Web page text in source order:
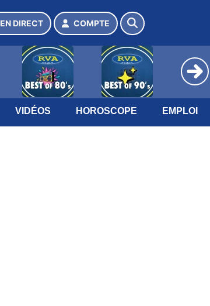
EN DIRECT COMPTE
VIDÉOS HOROSCOPE EMPLOI